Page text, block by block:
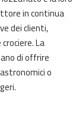
in continua
dei clienti,
La
di offrire
o